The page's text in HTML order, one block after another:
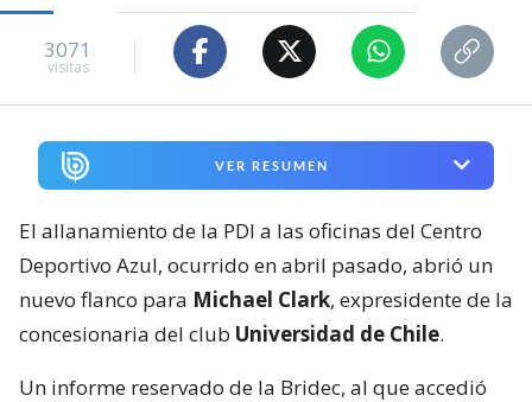
3071
visitas
VER RESUMEN
El allanamiento de la PDI a las oficinas del Centro
Deportivo Azul, ocurrido en abril pasado, abrió un
nuevo flanco para Michael Clark, expresidente de la
concesionaria del club Universidad de Chile.
Un informe reservado de la Bridec, al que accedió